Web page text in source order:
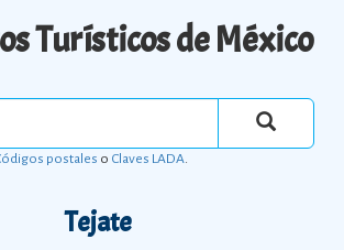
Turísticos de México
postales o Claves LADA.
Tejate